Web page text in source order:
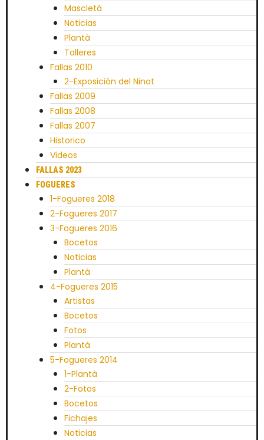
Mascletá
Noticias
Plantà
Talleres
Fallas 2010
2-Exposición del Ninot
Fallas 2009
Fallas 2008
Fallas 2007
Historico
Videos
FALLAS 2023
FOGUERES
1-Fogueres 2018
2-Fogueres 2017
3-Fogueres 2016
Bocetos
Noticias
Plantà
4-Fogueres 2015
Artistas
Bocetos
Fotos
Plantà
5-Fogueres 2014
1-Plantà
2-Fotos
Bocetos
Fichajes
Noticias